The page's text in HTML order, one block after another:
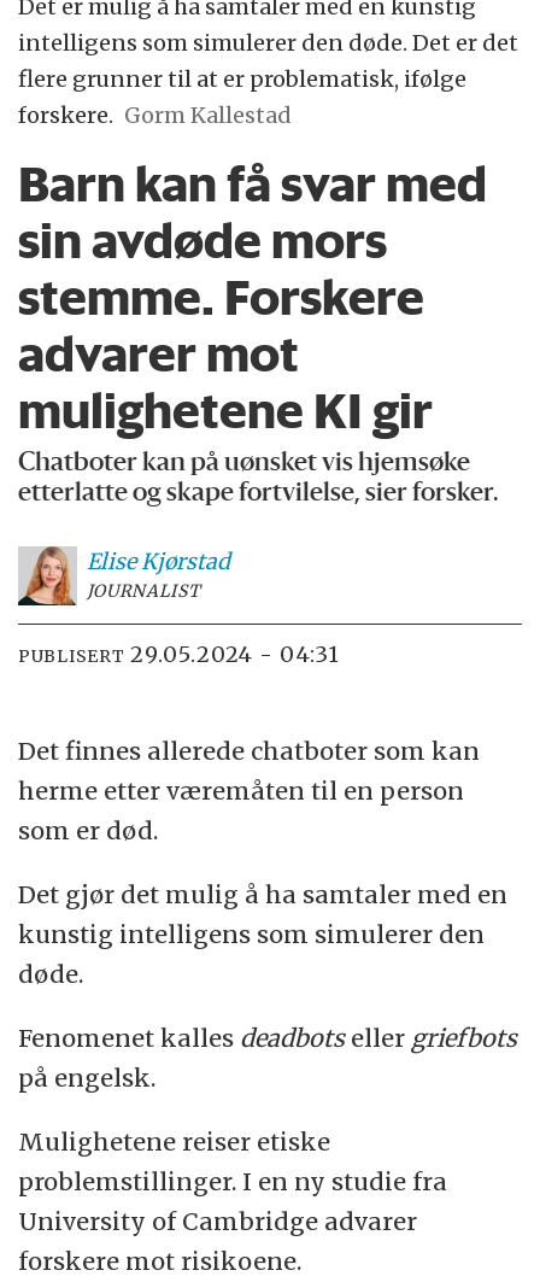
Det er mulig å ha samtaler med en kunstig
intelligens som simulerer den døde. Det er det
flere grunner til at er problematisk, ifølge
forskere. Gorm Kallestad
Barn kan få svar med
sin avdøde mors
stemme. Forskere
advarer mot
mulighetene KI gir
Chatboter kan på uønsket vis hjemsøke
etterlatte og skape fortvilelse, sier forsker.
EliseKjørstad
JOURNALIST
PUBLISERT 29.05.2024 - 04:31
Det finnes allerede chatboter som kan
herme etter væremåten til en person
som er død.
Det gjør det mulig å ha samtaler med en
kunstig intelligens som simulerer den
døde.
Fenomenet kalles deadbotseller griefbots
på engelsk.
Mulighetene reiser etiske
problemstillinger. I en ny studie fra
University of Cambridge advarer
forskere mot risikoene.